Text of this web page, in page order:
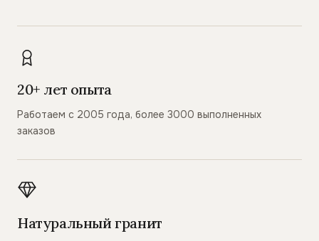
20+ лет опыта
Работаем с 2005 года, более 3000 выполненных
заказов
Натуральный гранит